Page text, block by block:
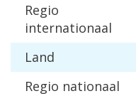
Regio
internationaal
Land
Regio nationaal